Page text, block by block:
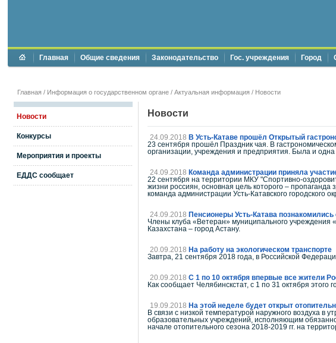
Главная Общие сведения Законодательство Гос. учреждения Город
Главная / Информация о государственном органе / Актуальная информация / Новости
Новости
Конкурсы
Мероприятия и проекты
ЕДДС сообщает
Новости
24.09.2018 В Усть-Катаве прошёл Открытый
23 сентября прошёл Праздник чая. В
организации, учреждения и предприятия. Была и
24.09.2018 Команда администрации приняла
22 сентября на территории МКУ "Спортивно-
жизни россиян, основная цель которого –
команда администрации Усть-Катавского городского
24.09.2018 Пенсионеры Усть-Катава познакомились
Члены клуба «Ветеран» муниципального учреждения
Казахстана – город Астану.
20.09.2018 На работу на экологическом транспорте
Завтра, 21 сентября 2018 года, в Российской
20.09.2018 С 1 по 10 октября впервые все жители
Как сообщает Челябинскстат, с 1 по 31 октября этого
19.09.2018 На этой неделе будет открыт
В связи с низкой температурой наружного воздуха
образовательных учреждений, исполняющим
начале отопительного сезона 2018-2019 гг. на